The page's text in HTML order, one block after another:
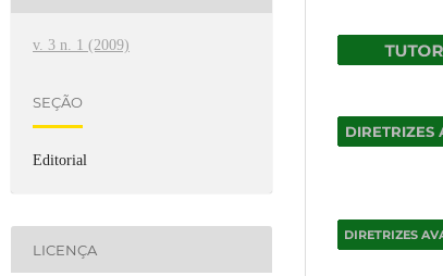
v. 3 n. 1 (2009)
SEÇÃO
Editorial
LICENÇA